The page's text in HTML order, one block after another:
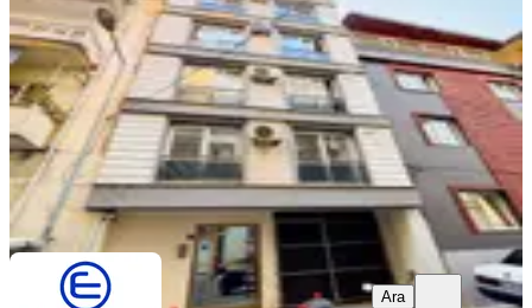
2+1
·100 m²·4. Kat·06.08.2026
22.000 ₺
Elit EmlakBünyamin Demir
Ara